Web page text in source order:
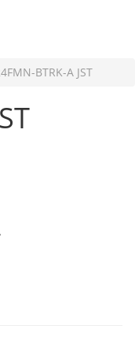
BTRK-A JST